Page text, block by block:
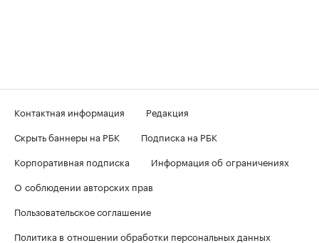
Контактная информация
Редакция
Скрыть баннеры на РБК
Подписка на РБК
Корпоративная подписка
Информация об ограничениях
О соблюдении авторских прав
Пользовательское соглашение
Политика в отношении обработки персональных данных